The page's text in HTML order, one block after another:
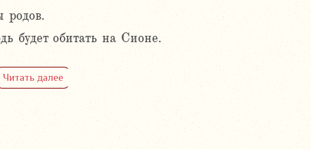
родов.
будет обитать на Сионе.
Читать далее